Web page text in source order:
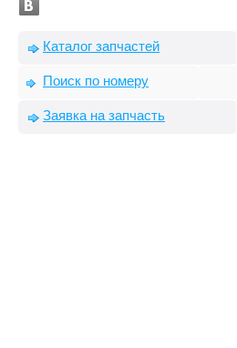
Каталог запчастей
Поиск по номеру
Заявка на запчасть